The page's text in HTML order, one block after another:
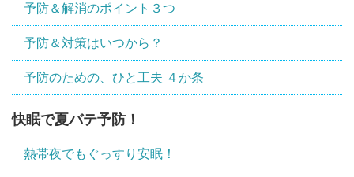
予防＆解消のポイント３つ
予防＆対策はいつから？
予防のための、ひと工夫 ４か条
快眠で夏バテ予防！
熱帯夜でもぐっすり安眠！